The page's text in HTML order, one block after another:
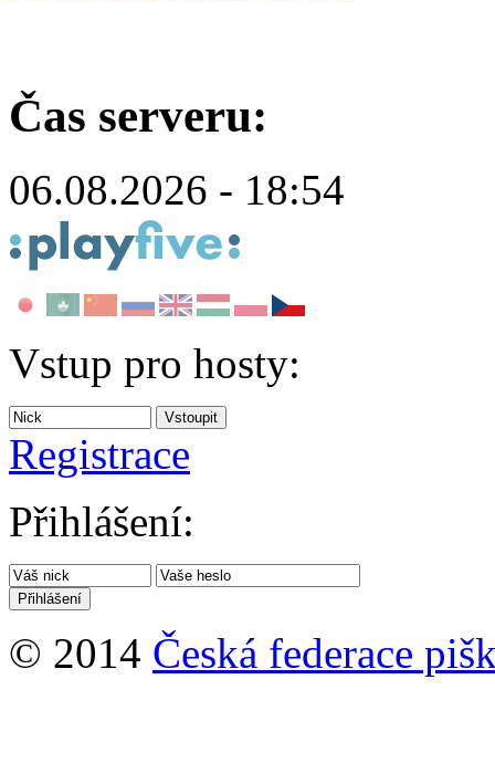
Čas serveru:
06.08.2026 - 18:54
Vstup pro hosty:
Registrace
Přihlášení:
© 2014 Česká federace